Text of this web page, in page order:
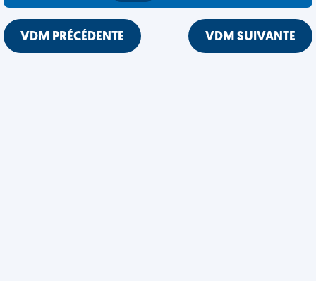
VDM PRÉCÉDENTE VDM SUIVANTE